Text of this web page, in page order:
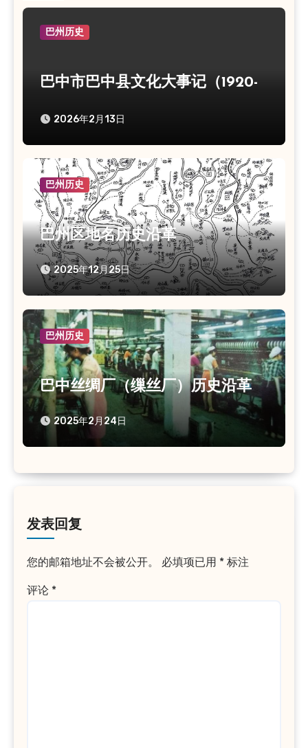
巴州历史
巴中市巴中县文化大事记（1920-
2026年2月13日
巴州历史
巴州区地名历史沿革
2025年12月25日
巴州历史
巴中丝绸厂（缫丝厂）历史沿革
2025年2月24日
发表回复
您的邮箱地址不会被公开。 必填项已用 * 标注
评论 *